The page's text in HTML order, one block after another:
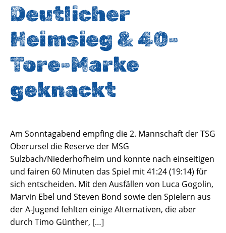
Deutlicher
Heimsieg & 40-
Tore-Marke
geknackt
Am Sonntagabend empfing die 2. Mannschaft der TSG
Oberursel die Reserve der MSG
Sulzbach/Niederhofheim und konnte nach einseitigen
und fairen 60 Minuten das Spiel mit 41:24 (19:14) für
sich entscheiden. Mit den Ausfällen von Luca Gogolin,
Marvin Ebel und Steven Bond sowie den Spielern aus
der A-Jugend fehlten einige Alternativen, die aber
durch Timo Günther, […]